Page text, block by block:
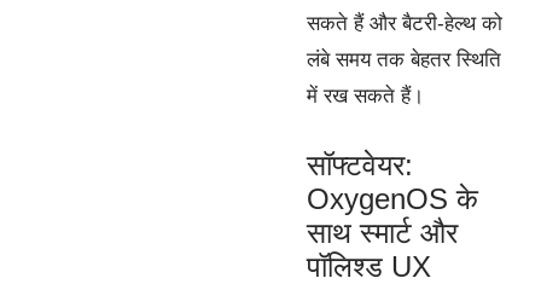
सकते हैं और बैटरी-हेल्थ को
लंबे समय तक बेहतर स्थिति
में रख सकते हैं।
सॉफ्टवेयर:
OxygenOS के
साथ स्मार्ट और
पॉलिश्ड UX